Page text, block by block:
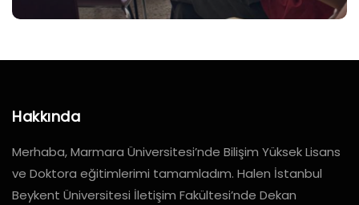
Hakkında
Merhaba, Marmara Üniversitesi’nde Bilişim Yüksek Lisans
ve Doktora eğitimlerimi tamamladım. Halen İstanbul
Beykent Üniversitesi İletişim Fakültesi’nde Dekan